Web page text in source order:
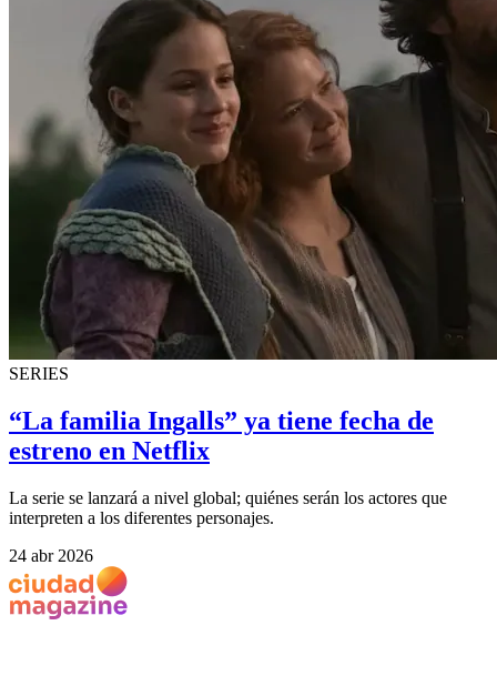
SERIES
“La familia Ingalls” ya tiene fecha de
estreno en Netflix
La serie se lanzará a nivel global; quiénes serán los actores que
interpreten a los diferentes personajes.
24 abr 2026